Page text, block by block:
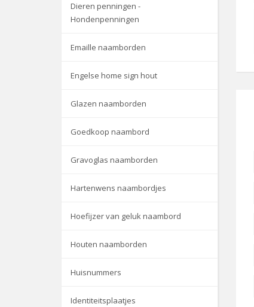
Dieren penningen -
Hondenpenningen
Emaille naamborden
Engelse home sign hout
Glazen naamborden
Goedkoop naambord
Gravoglas naamborden
Hartenwens naambordjes
Hoefijzer van geluk naambord
Houten naamborden
Huisnummers
Identiteitsplaatjes